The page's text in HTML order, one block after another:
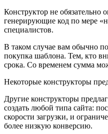
Конструктор не обязательно
генерирующие код по мере
специалистов.
В таком случае вам обычно
покупка шаблона. Тем, кто
срока. Со временем сумма
Некоторые конструкторы
Другие конструкторы
создать любой типа сайта:
скорости загрузки, и
более низкую конверсию.